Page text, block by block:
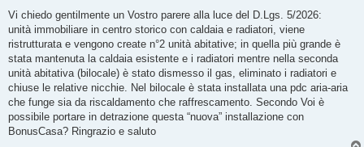
s
a
g
i
o
Vi chiedo gentilmente un Vostro parere alla luce del D.Lgs. 5/2026:
unità immobiliare in centro storico con caldaia e radiatori, viene
ristrutturata e vengono create n°2 unità abitative; in quella più grande è
stata mantenuta la caldaia esistente e i radiatori mentre nella seconda
unità abitativa (bilocale) è stato dismesso il gas, eliminato i radiatori e
chiuse le relative nicchie. Nel bilocale è stata installata una pdc aria-aria
che funge sia da riscaldamento che raffrescamento. Secondo Voi è
possibile portare in detrazione questa “nuova” installazione con
BonusCasa? Ringrazio e saluto​ ​​